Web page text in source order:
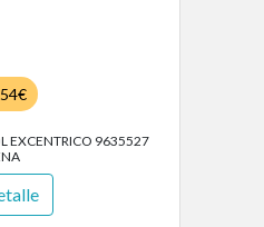
EXCENTRICO 9635527